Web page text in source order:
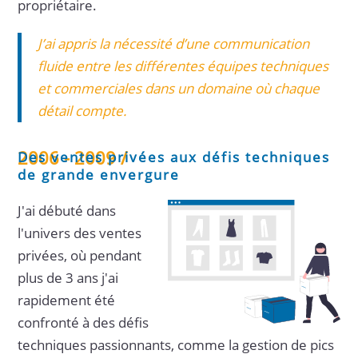
propriétaire.
J’ai appris la nécessité d’une communication
fluide entre les différentes équipes techniques
et commerciales dans un domaine où chaque
détail compte.
2006 - 2009 /
Des ventes privées aux défis techniques
de grande envergure
J'ai débuté dans
l'univers des ventes
privées, où pendant
plus de 3 ans j'ai
rapidement été
confronté à des défis
techniques passionnants, comme la gestion de pics